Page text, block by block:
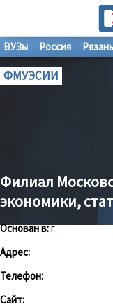
ВУЗы Россия Рязань
ФМУЭСИИ
Филиал
экономики,
Основан в:г.
Адрес:
Телефон:
Сайт: